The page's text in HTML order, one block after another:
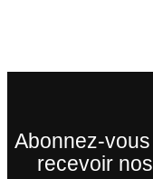
Abonnez-
recevoir